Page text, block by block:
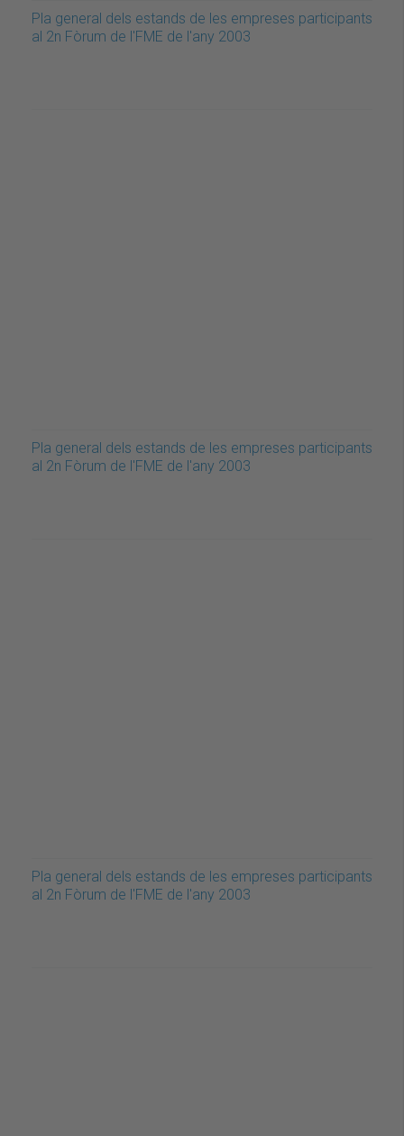
Pla general dels estands de les empreses participants
al 2n Fòrum de l'FME de l'any 2003
Pla general dels estands de les empreses participants
al 2n Fòrum de l'FME de l'any 2003
Pla general dels estands de les empreses participants
al 2n Fòrum de l'FME de l'any 2003